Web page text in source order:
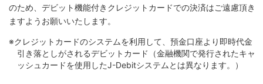
のため、デビット機能付きクレジットカードでの決済はご遠慮頂き
ますようお願いいたします。
※クレジットカードのシステムを利用して、預金口座より即時代金
引き落としがされるデビットカード（金融機関で発行されたキャ
ッシュカードを使用したJ-Debitシステムとは異なります。）